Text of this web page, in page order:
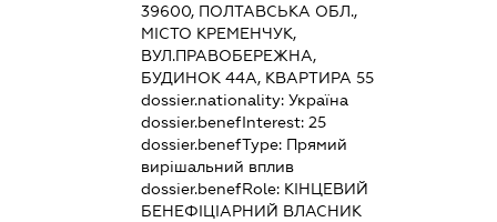
39600, ПОЛТАВСЬКА ОБЛ.,
МІСТО КРЕМЕНЧУК,
ВУЛ.ПРАВОБЕРЕЖНА,
БУДИНОК 44А, КВАРТИРА 55
dossier.nationality:Україна
dossier.benefInterest:25
dossier.benefType: Прямий
вирішальний вплив
dossier.benefRole: КІНЦЕВИЙ
БЕНЕФІЦІАРНИЙ ВЛАСНИК